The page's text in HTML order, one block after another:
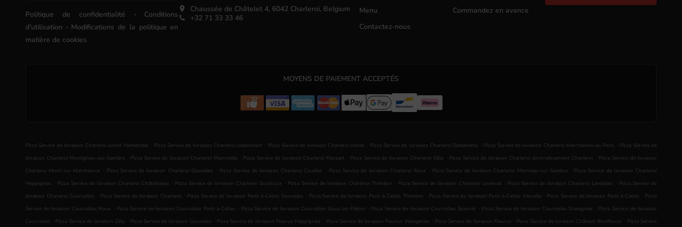
Politique de confidentialité .
Conditions
d'utilisation . Modifications de la politique en
matière de cookies
Chaussée de Châtelet 4, 6042 Charleroi, Belgium
+32 71 33 33 46
Menu
Commandez en avance
Contactez-nous
MOYENS DE PAIEMENT ACCEPTÉS
Pizza Service de livraison Charleroi Jumet Hamendes . Pizza Service de livraison Charleroi Lodelinsart . Pizza Service de livraison Charleroi Jumet . Pizza Service de livraison Charleroi Dampremy . Pizza Service de livraison Charleroi Marchienne-au-Pont . Pizza Service de
livraison Charleroi Montignies-sur-Sambre . Pizza Service de livraison Charleroi Marcinelle . Pizza Service de livraison Charleroi Ransart . Pizza Service de livraison Charleroi Gilly . Pizza Service de livraison Charleroi Arrondissement Charleroi . Pizza Service de livraison
Charleroi Mont-sur-Marchienne . Pizza Service de livraison Charleroi Gosselies . Pizza Service de livraison Charleroi Couillet . Pizza Service de livraison Charleroi Roux . Pizza Service de livraison Charleroi Monceau-sur-Sambre . Pizza Service de livraison Charleroi
Heppignies . Pizza Service de livraison Charleroi Châtelineau . Pizza Service de livraison Charleroi Goutroux . Pizza Service de livraison Charleroi Thiméon . Pizza Service de livraison Charleroi Loverval . Pizza Service de livraison Charleroi Landelies . Pizza Service de
livraison Charleroi Courcelles . Pizza Service de livraison Charleroi . Pizza Service de livraison Pont-à-Celles Gosselies . Pizza Service de livraison Pont-à-Celles Thiméon . Pizza Service de livraison Pont-à-Celles Viesville . Pizza Service de livraison Pont-à-Celles . Pizza
Service de livraison Courcelles Roux . Pizza Service de livraison Courcelles Pont-à-Celles . Pizza Service de livraison Courcelles Gouy-lez-Piéton . Pizza Service de livraison Courcelles Souvret . Pizza Service de livraison Courcelles Trazegnies . Pizza Service de livraison
Courcelles . Pizza Service de livraison Gilly . Pizza Service de livraison Gosselies . Pizza Service de livraison Fleurus Heppignies . Pizza Service de livraison Fleurus Wangenies . Pizza Service de livraison Fleurus . Pizza Service de livraison Châtelet Bouffioulx . Pizza Service